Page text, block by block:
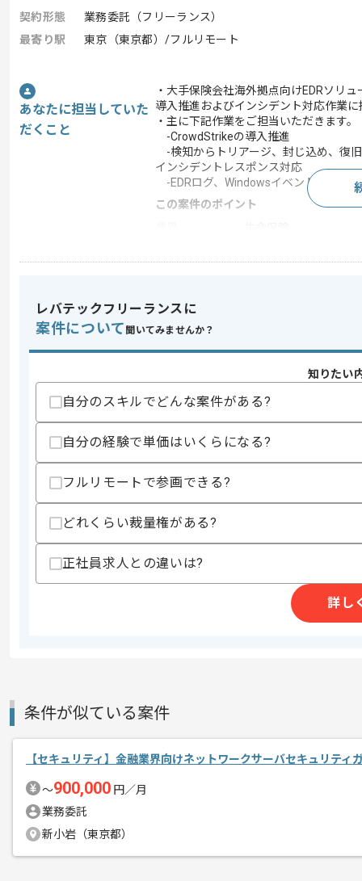
契約形態
業務委託（フリーランス）
最寄り駅
東京（東京都）/フルリモート
あなたに担当していた
だくこと
・大手保険会社海外拠点向けEDRソリ
導入推進およびインシデント対応作業
・主に下記作業をご担当いただきます。
-CrowdStrikeの導入推進
-検知からトリアージ、封じ込め、復
インシデントレスポンス対応
-EDRログ、Windowsイベントログ、
この案件のポイント
スキル
求めるスキル
・EDR導入、運用経験
・インシデントレスポンスの実務経験
・EDRログ、Windowsイベントログ、
スキルに不安がある方へ
上記に似た経験やスキルをお持ちであれば申
その他募集要項
商談回数
1回
2026/06/01
今回は保険業界向けCrowdStrike導入イ
レバテックフリーランスに
案件について 聞いてみませんか？
知りたい
自分のスキルでどんな案件がある?
自分の経験で単価はいくらになる?
フルリモートで参画できる?
どれくらい裁量権がある?
正社員求人との違いは?
詳し
条件が似ている案件
【セキュリティ】金融業界向けネットワークサーバセキュリティ
〜900,000 円／月
業務委託
新小岩（東京都）